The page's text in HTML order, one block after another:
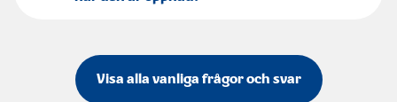
Visa alla vanliga frågor och svar